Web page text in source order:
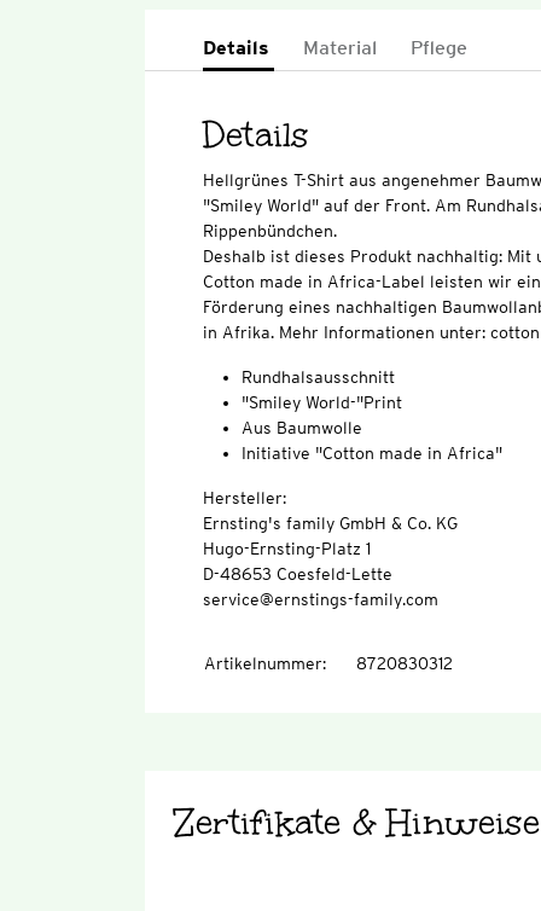
Details Material Pflege
Details
Hellgrünes T-Shirt aus angenehmer
"Smiley World" auf der Front. Am
Rippenbündchen.
Deshalb ist dieses Produkt nachhaltig: Mit
Cotton made in Africa-Label leisten wir
Förderung eines nachhaltigen
in Afrika. Mehr Informationen unter:
Rundhalsausschnitt
"Smiley World-"Print
Aus Baumwolle
Initiative "Cotton made in Africa"
Hersteller:
Ernsting's family GmbH & Co. KG
Hugo-Ernsting-Platz 1
D-48653 Coesfeld-Lette
service@ernstings-family.com
Artikelnummer: 8720830312
Zertifikate & Hinweise